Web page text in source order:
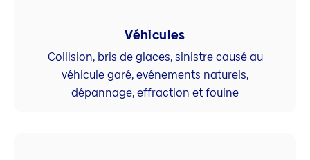
Véhicules
Collision, bris de glaces, sinistre causé au
véhicule garé, evénements naturels,
dépannage, effraction et fouine